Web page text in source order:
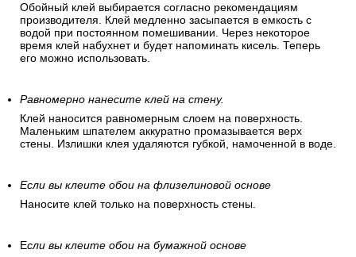
Обойный клей выбирается согласно рекомендациям
производителя. Клей медленно засыпается в емкость с
водой при постоянном помешивании. Через некоторое
время клей набухнет и будет напоминать кисель. Теперь
его можно использовать.
Равномерно нанесите клей на стену.
Клей наносится равномерным слоем на поверхность.
Маленьким шпателем аккуратно промазывается верх
стены. Излишки клея удаляются губкой, намоченной в воде.
Если вы клеите обои на флизелиновой основе
Наносите клей только на поверхность стены.
Если вы клеите обои на бумажной основе